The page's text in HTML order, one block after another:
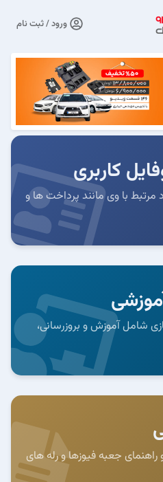
ورود / ثبت نام
کاربری
مرتبط با وی مانند پرداخت ها و
شامل آموزش و بروزرسانی،
جعبه فیوزها و رله های